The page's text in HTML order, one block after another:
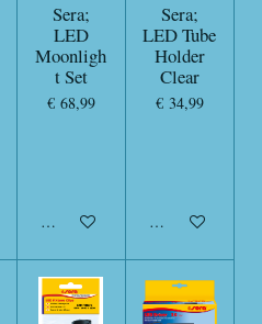
Sera;
LED
Moonligh
t Set
€ 68,99
In winkelwagen
Sera;
LED Tube
Holder
Clear
€ 34,99
In winkelwagen